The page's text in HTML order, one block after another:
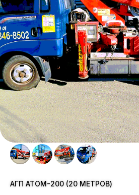
АГП АТОМ-200 (20 МЕТРОВ)